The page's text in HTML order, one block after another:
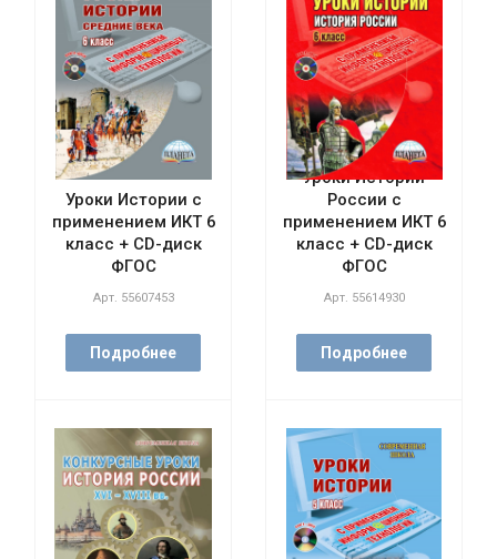
Уроки Истории с
применением ИКТ 6
класс + CD-диск
ФГОС
Арт. 55607453
Подробнее
Уроки Истории
России с
применением ИКТ 6
класс + CD-диск
ФГОС
Арт. 55614930
Подробнее